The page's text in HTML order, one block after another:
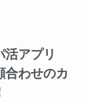
活アプリ
合わせのカ